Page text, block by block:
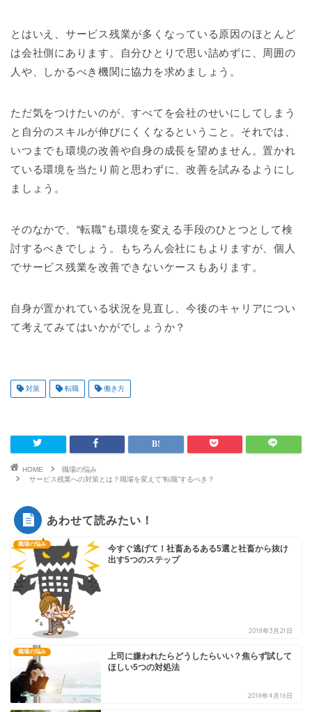
とはいえ、サービス残業が多くなっている原因のほとんど
は会社側にあります。自分ひとりで思い詰めずに、周囲の
人や、しかるべき機関に協力を求めましょう。
ただ気をつけたいのが、すべてを会社のせいにしてしまう
と自分のスキルが伸びにくくなるということ。それでは、
いつまでも環境の改善や自身の成長を望めません。置かれ
ている環境を当たり前と思わずに、改善を試みるようにし
ましょう。
そのなかで、“転職”も環境を変える手段のひとつとして検
討するべきでしょう。もちろん会社にもよりますが、個人
でサービス残業を改善できないケースもあります。
自身が置かれている状況を見直し、今後のキャリアについ
て考えてみてはいかがでしょうか？
対策 転職 働き方
HOME
職場の悩み
サービス残業への対策とは？職場を変えて“転職”するべき？
あわせて読みたい！
職場の悩み
今すぐ逃げて！社畜あるある5選と社畜から抜け
出す5つのステップ
2018年3月21日
職場の悩み
上司に嫌われたらどうしたらいい？焦らず試して
ほしい5つの対処法
2018年4月16日